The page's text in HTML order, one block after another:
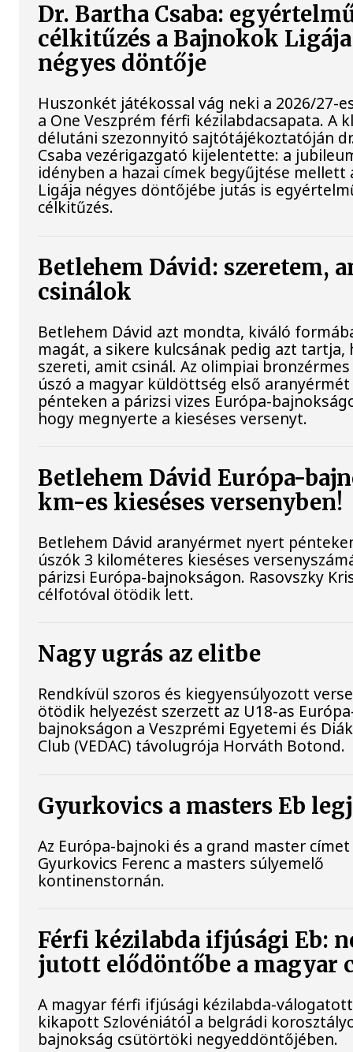
Dr. Bartha Csaba:
célkitűzés a Bajnokok Ligája
négyes döntője
Huszonkét játékossal vág neki a 2026/27-
a One Veszprém férfi kézilabdacsapata. A
délutáni szezonnyitó sajtótájékoztatóján
Csaba vezérigazgató kijelentette: a
idényben a hazai címek begyűjtése mellett
Ligája négyes döntőjébe jutás is
célkitűzés.
Betlehem Dávid: szeretem,
csinálok
Betlehem Dávid azt mondta, kiváló
magát, a sikere kulcsának pedig azt tartja,
szereti, amit csinál. Az olimpiai
úszó a magyar küldöttség első
pénteken a párizsi vizes Európa-
hogy megnyerte a kieséses versenyt.
Betlehem Dávid Európa-
km-es kieséses versenyben!
Betlehem Dávid aranyérmet nyert
úszók 3 kilométeres kieséses
párizsi Európa-bajnokságon. Rasovszky
célfotóval ötödik lett.
Nagy ugrás az elitbe
Rendkívül szoros és kiegyensúlyozott
ötödik helyezést szerzett az U18-as
bajnokságon a Veszprémi Egyetemi és
Club (VEDAC) távolugrója Horváth Botond.
Gyurkovics a masters Eb
Az Európa-bajnoki és a grand master
Gyurkovics Ferenc a masters súlyemelő
kontinenstornán.
Férfi kézilabda ifjúsági Eb:
jutott elődöntőbe a magyar
A magyar férfi ifjúsági kézilabda-
kikapott Szlovéniától a belgrádi
bajnokság csütörtöki negyeddöntőjében.